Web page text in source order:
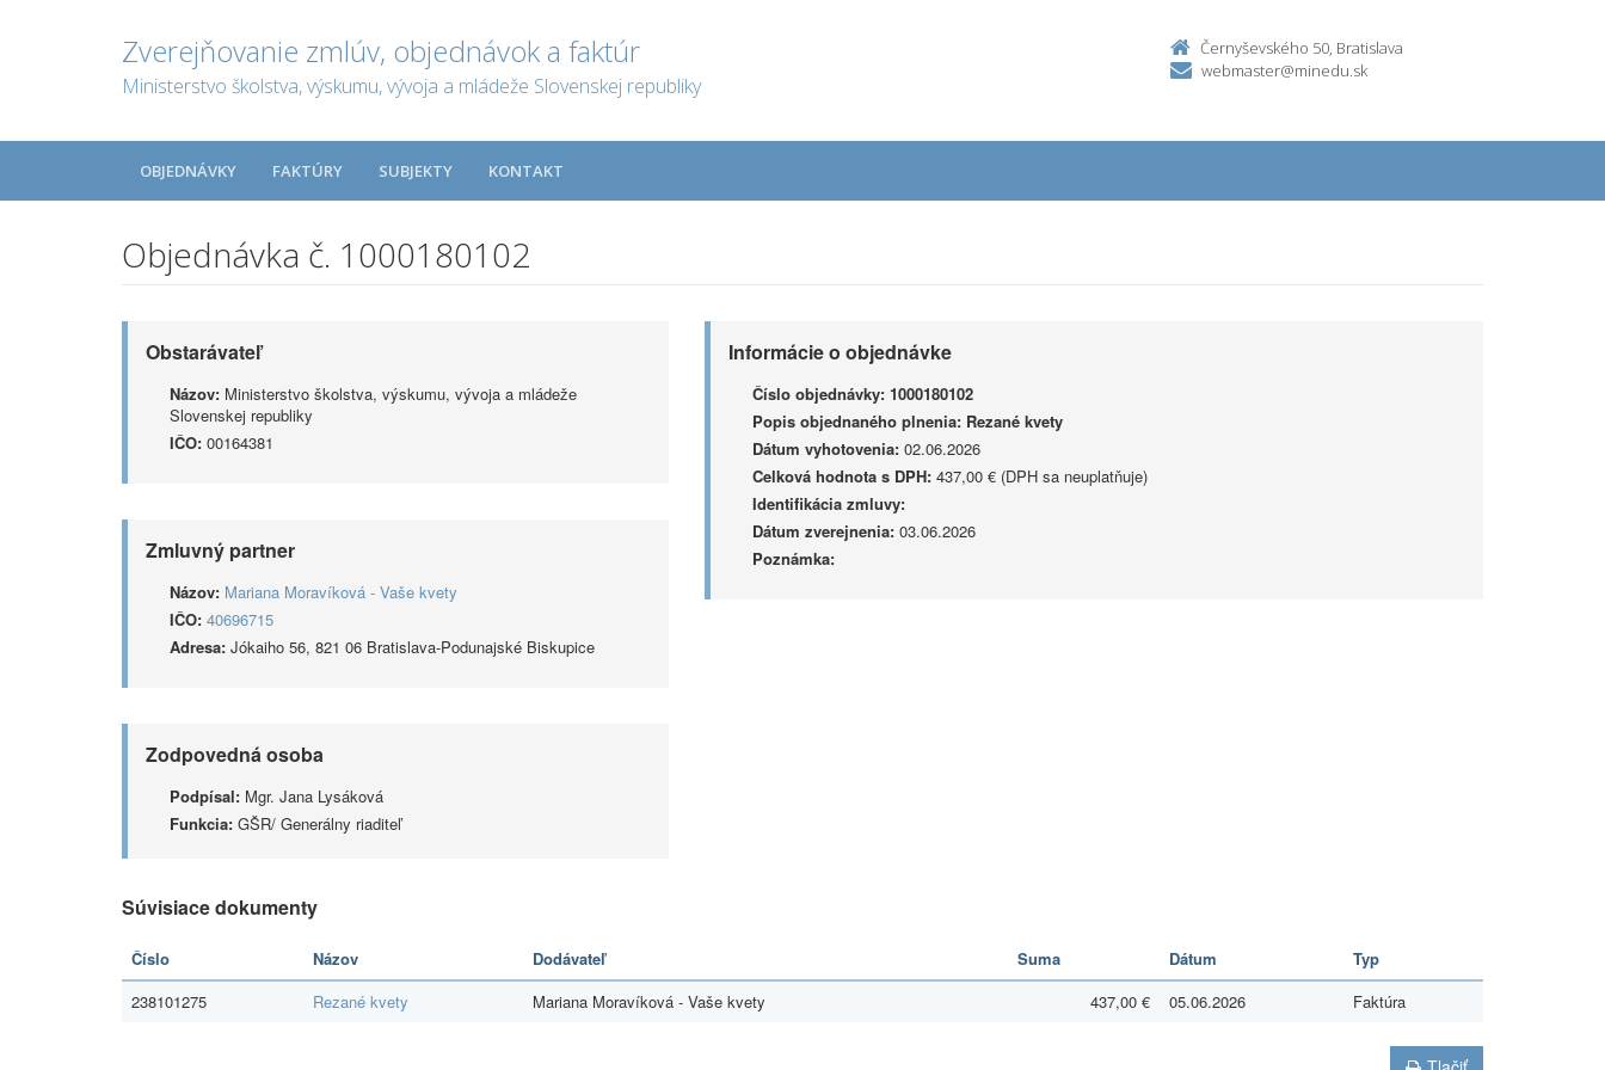
Zverejňovanie zmlúv, objednávok a faktúr
Ministerstvo školstva, výskumu, vývoja a mládeže Slovenskej republiky
Černyševského 50, Bratislava
webmaster@minedu.sk
OBJEDNÁVKY FAKTÚRY SUBJEKTY KONTAKT
Objednávka č. 1000180102
Obstarávateľ
Názov: Ministerstvo školstva, výskumu, vývoja a mládeže
Slovenskej republiky
IČO: 00164381
Zmluvný partner
Názov: Mariana Moravíková - Vaše kvety
IČO: 40696715
Adresa: Jókaiho 56, 821 06 Bratislava-Podunajské Biskupice
Zodpovedná osoba
Podpísal: Mgr. Jana Lysáková
Funkcia: GŠR/ Generálny riaditeľ
Informácie o objednávke
Číslo objednávky: 1000180102
Popis objednaného plnenia: Rezané kvety
Dátum vyhotovenia:02.06.2026
Celková hodnota s DPH:437,00 € (DPH sa neuplatňuje)
Identifikácia zmluvy:
Dátum zverejnenia:03.06.2026
Poznámka:
Súvisiace dokumenty
Číslo Názov Dodávateľ Suma Dátum
Typ
238101275
Rezané kvety Mariana Moravíková - Vaše kvety 437,00 € 05.06.2026 Faktúra